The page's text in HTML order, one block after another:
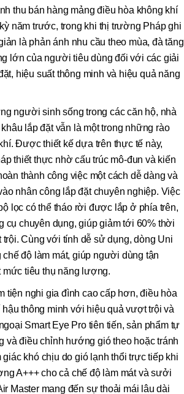
thu bán hàng mảng điều hòa không khí
năm trước, trong khi thị trường Pháp ghi
là phản ánh nhu cầu theo mùa, đà tăng
lớn của người tiêu dùng đối với các giải
hiệu suất thông minh và hiệu quả năng
người sinh sống trong các căn hộ, nhà
lắp đặt vẫn là một trong những rào
Được thiết kế dựa trên thực tế này,
thiết thực nhờ cấu trúc mô-đun và kiến
thành công việc một cách dễ dàng và
nhân công lắp đặt chuyên nghiệp. Việc
lọc có thể tháo rời được lắp ở phía trên,
cụ chuyên dụng, giúp giảm tới 60% thời
Cùng với tính dễ sử dụng, dòng Uni
độ làm mát, giúp người dùng tận
mức tiêu thụ năng lượng.
nghi gia đình cao cấp hơn, điều hòa
thông minh với hiệu quả vượt trội và
Smart Eye Pro tiên tiến, sản phẩm tự
và điều chỉnh hướng gió theo hoặc tránh
khó chịu do gió lạnh thổi trực tiếp khi
A+++ cho cả chế độ làm mát và sưởi
Master mang đến sự thoải mái lâu dài